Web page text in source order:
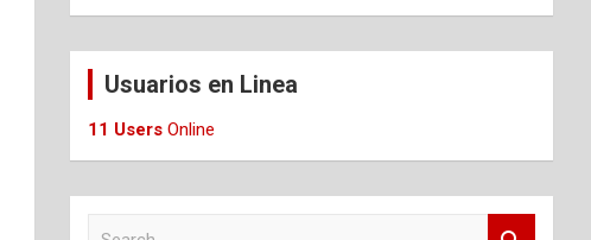
Usuarios en Linea
11 Users Online